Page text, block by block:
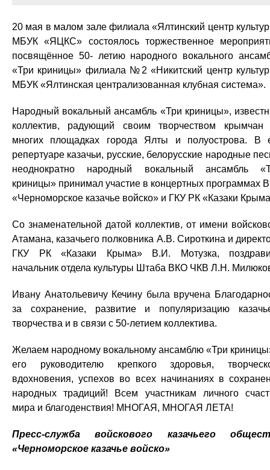
20 мая в малом зале филиала «Ялтинский центр
МБУК «ЯЦКС» состоялось торжественное
посвящённое 50- летию народного вокального
«Три криницы» филиала №2 «Никитский центр
МБУК «Ялтинская централизованная клубная система».
Народный вокальный ансамбль «Три криницы»,
коллектив, радующий своим творчеством крымчан
многих площадках города Ялты и полуострова. В
репертуаре казачьи, русские, белорусские народные
неоднократно народный вокальный ансамбль
криницы» принимал участие в концертных программах
«Черноморское казачье войско» и ГКУ РК «Казаки
Со знаменательной датой коллектив, от имени
Атамана, казачьего полковника А.В. Сироткина и
ГКУ РК «Казаки Крыма» В.И. Мотузка,
начальник отдела культуры Штаба ВКО ЧКВ Л.Н.
Ивану Анатольевичу Кечину была вручена
за сохранение, развитие и популяризацию
творчества и в связи с 50-летием коллектива.
Желаем народному вокальному ансамблю «Три
его руководителю крепкого здоровья,
вдохновения, успехов во всех начинаниях в
народных традиций! Всем участникам личного
мира и благоденствия! МНОГАЯ, МНОГАЯ ЛЕТА!
Пресс-служба войскового казачьего
«Черноморское казачье войско»